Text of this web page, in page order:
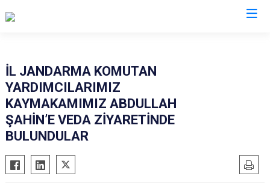
Dargeçit
Derik
Kızıltepe
Midyat
Ömerli
İL JANDARMA KOMUTAN
YARDIMCILARIMIZ
KAYMAKAMIMIZ ABDULLAH
ŞAHİN’E VEDA ZİYARETİNDE
BULUNDULAR